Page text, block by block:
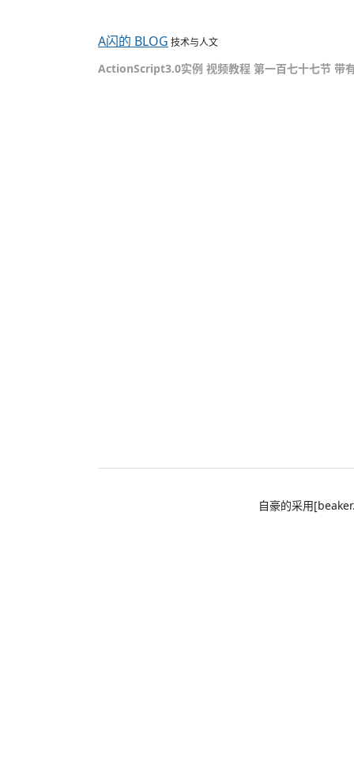
A闪的 BLOG 技术与人文
ActionScript3.0实例 视频教程 第一百七十七节 带
自豪的采用